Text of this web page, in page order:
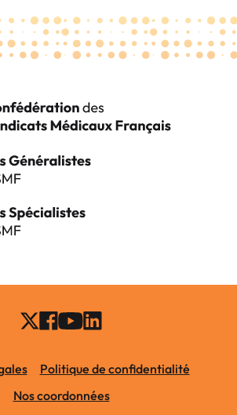
Politique de confidentialité
Nos coordonnées